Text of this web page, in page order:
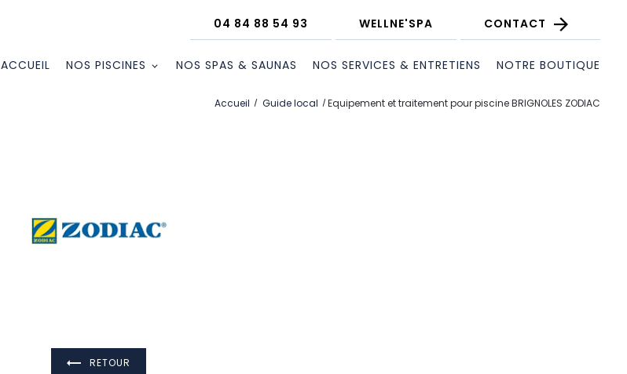
04 84 88 54 93 WELLNE'SPA CONTACT
ACCUEIL NOS PISCINES NOS SPAS & SAUNAS NOS SERVICES & ENTRETIENS NOTRE BOUTIQUE
Accueil Guide local Equipement et traitement pour piscine BRIGNOLES ZODIAC
RETOUR